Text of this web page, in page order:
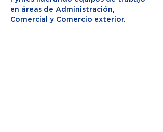
en áreas de Administración,
Comercial y Comercio exterior.